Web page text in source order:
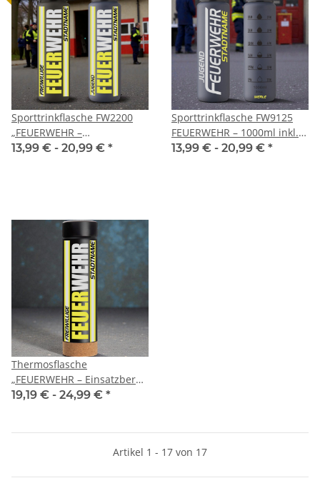
Sporttrinkflasche FW2200
„FEUERWEHR –
Hydrantenstark unterwegs
13,99 € - 20,99 € *
Sporttrinkflasche FW9125
FEUERWEHR – 1000ml inkl.
Wunschnamen
13,99 € - 20,99 € *
Thermosflasche
„FEUERWEHR – Einsatzbereit
To Go“ FW2200 schwarz
19,19 € - 24,99 € *
Artikel 1 - 17 von 17